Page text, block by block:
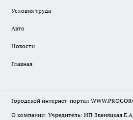
Условия труда
Авто
Новости
Главная
Городской интернет-портал
О компании: Учредитель: ИП Звеняцкая